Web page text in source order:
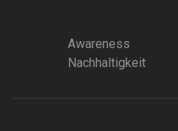
Awareness
Nachhaltigkeit